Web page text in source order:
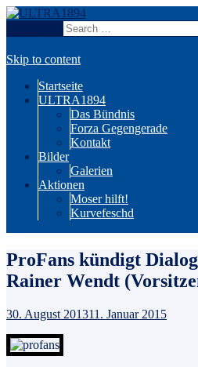
ULTRA1894
Skip to content
Startseite
ULTRA1894
Das Bündnis
Forza Gegengerade
Kontakt
Bilder
Galerien
Aktionen
Moser hilft!
Kurvefeschd
ProFans kündigt
Rainer Wendt
30. August 201311. Januar 2015